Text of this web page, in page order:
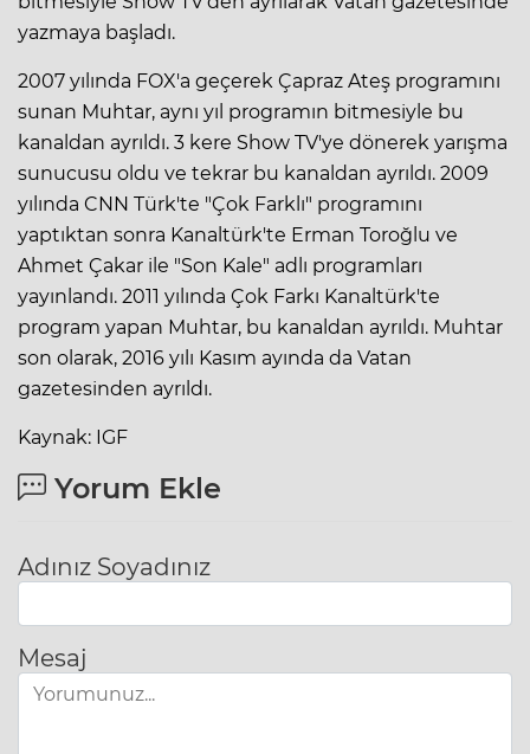
yazmaya başladı.
2007 yılında FOX'a geçerek Çapraz Ateş programını
sunan Muhtar, aynı yıl programın bitmesiyle bu
kanaldan ayrıldı. 3 kere Show TV'ye dönerek yarışma
sunucusu oldu ve tekrar bu kanaldan ayrıldı. 2009
yılında CNN Türk'te "Çok Farklı" programını
yaptıktan sonra Kanaltürk'te Erman Toroğlu ve
Ahmet Çakar ile "Son Kale" adlı programları
yayınlandı. 2011 yılında Çok Farkı Kanaltürk'te
program yapan Muhtar, bu kanaldan ayrıldı. Muhtar
son olarak, 2016 yılı Kasım ayında da Vatan
gazetesinden ayrıldı.
Kaynak: IGF
Yorum Ekle
Adınız Soyadınız
Mesaj